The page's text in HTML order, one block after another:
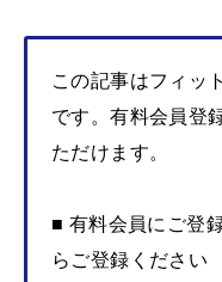
この記事はフィッ
です。有料会員登
ただけます。
■ 有料会員にご登
らご登録ください